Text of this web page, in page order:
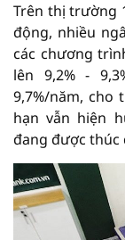
Trên thị trường
động, nhiều
các chương
lên 9,2% -
9,7%/năm, cho
hạn vẫn hiện
đang được thúc